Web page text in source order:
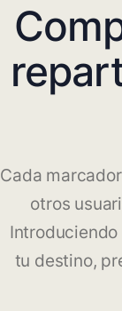
Cada
otros
tu destino,